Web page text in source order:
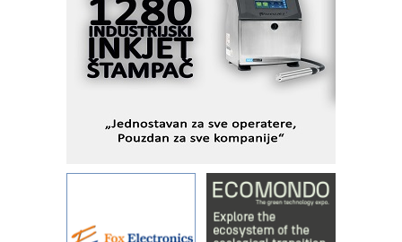
KIP KOP – napredna rešenja za
savremene industrijske i logističke
objekte
Alba d.o.o. – 35 godina preciznosti u
IBeRTIM - oprema za ispitivanje
STAUFF – Komponente koje
povećavaju pouzdanost hidrauličkih